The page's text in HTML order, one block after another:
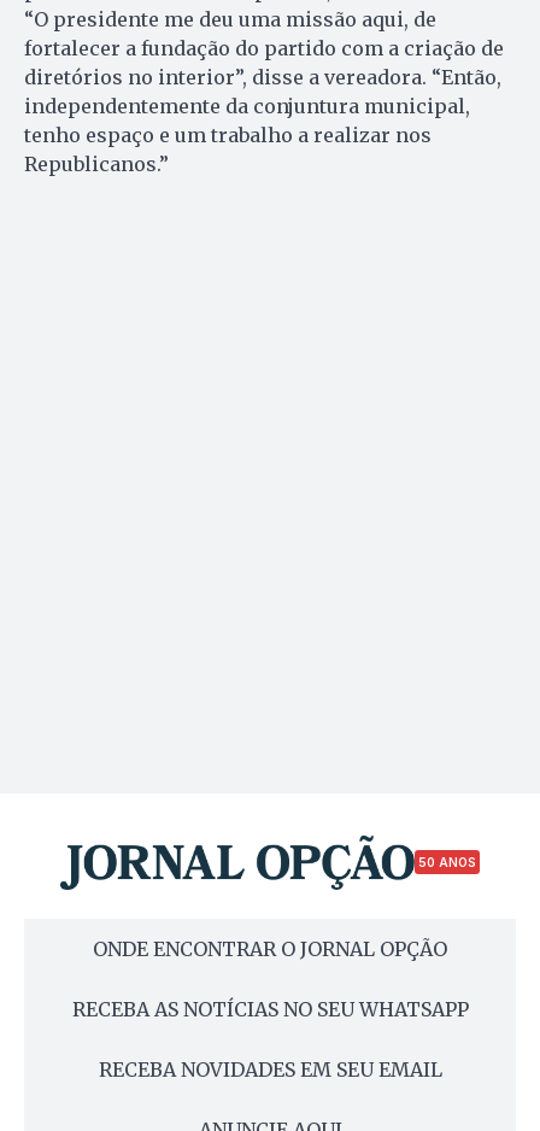
“O presidente me deu uma missão aqui, de
fortalecer a fundação do partido com a criação de
diretórios no interior”, disse a vereadora. “Então,
independentemente da conjuntura municipal,
tenho espaço e um trabalho a realizar nos
Republicanos.”
50 ANOS
ONDE ENCONTRAR O JORNAL OPÇÃO
RECEBA AS NOTÍCIAS NO SEU WHATSAPP
RECEBA NOVIDADES EM SEU EMAIL